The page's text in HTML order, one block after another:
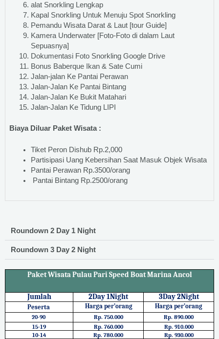
alat Snorkling Lengkap
Kapal Snorkling Untuk Menuju Spot Snorkling
Pemandu Wisata Darat & Laut [tour Guide]
Kamera Underwater [Foto-Foto di dalam Laut
Sepuasnya]
Dokumentasi Foto Snorkling Google Drive
Bonus Baberque Ikan & Sate Cumi
Jalan-jalan Ke Pantai Perawan
Jalan-Jalan Ke Pantai Bintang
Jalan-Jalan Ke Bukit Matahari
Jalan-Jalan Ke Tidung LIPI
Biaya Diluar Paket Wisata :
Tiket Peron Dishub Rp.2,000
Partisipasi Uang Kebersihan Saat Masuk Objek Wisata
Pantai Perawan Rp.3500/orang
Pantai Bintang Rp.2500/orang
Roundown 2 Day 1 Night
Roundown 3 Day 2 Night
Paket Wisata Pulau Pari Speed Boat Marina Ancol
Jumlah 2Day 1Night 3Day 2Night
Peserta Harga per’orang Harga per’orang
20-90 Rp. 750.000
Rp. 890.000
15-19
Rp. 760.000
Rp. 910.000
10-14
Rp. 780.000
Rp. 930.000